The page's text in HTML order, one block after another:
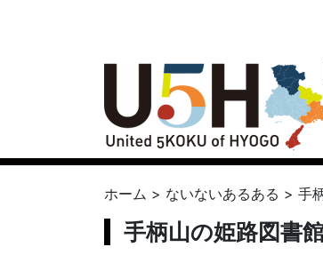
ホーム > ないないあるある > 手
手柄山の姫路図書